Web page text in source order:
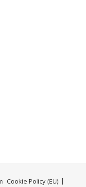
The Coffee Gang
Cookie Policy (EU)